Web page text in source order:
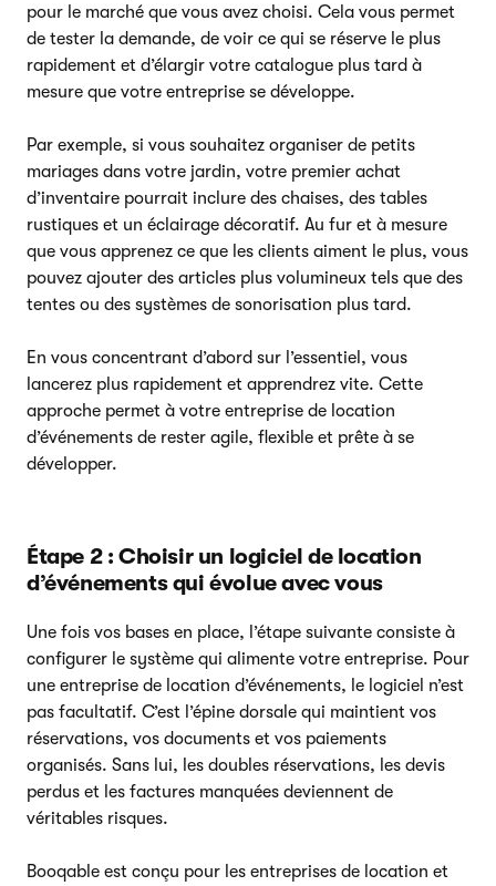
pour le marché que vous avez choisi. Cela vous permet
de tester la demande, de voir ce qui se réserve le plus
rapidement et d’élargir votre catalogue plus tard à
mesure que votre entreprise se développe.
Par exemple, si vous souhaitez organiser de petits
mariages dans votre jardin, votre premier achat
d’inventaire pourrait inclure des chaises, des tables
rustiques et un éclairage décoratif. Au fur et à mesure
que vous apprenez ce que les clients aiment le plus, vous
pouvez ajouter des articles plus volumineux tels que des
tentes ou des systèmes de sonorisation plus tard.
En vous concentrant d’abord sur l’essentiel, vous
lancerez plus rapidement et apprendrez vite. Cette
approche permet à votre entreprise de location
d’événements de rester agile, flexible et prête à se
développer.
Étape 2 : Choisir un logiciel de location
d’événements qui évolue avec vous
Une fois vos bases en place, l’étape suivante consiste à
configurer le système qui alimente votre entreprise. Pour
une entreprise de location d’événements, le logiciel n’est
pas facultatif. C’est l’épine dorsale qui maintient vos
réservations, vos documents et vos paiements
organisés. Sans lui, les doubles réservations, les devis
perdus et les factures manquées deviennent de
véritables risques.
Booqable est conçu pour les entreprises de location et